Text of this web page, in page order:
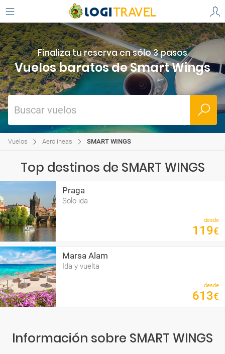
Finaliza tu reserva en sólo 3 pasos
Vuelos baratos de Smart Wings
Buscar vuelos
Vuelos Aerolíneas SMART WINGS
Top destinos de SMART WINGS
Praga
Solo ida
desde
119€
Marsa Alam
Ida y vuelta
desde
613€
Información sobre SMART WINGS